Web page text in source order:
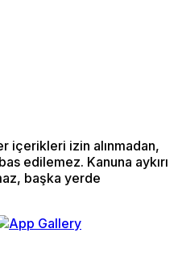
içerikleri izin alınmadan,
edilemez. Kanuna aykırı
başka yerde